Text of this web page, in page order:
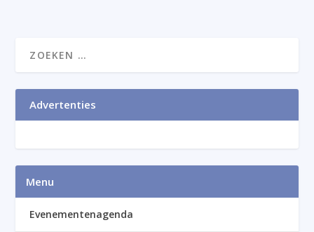
Advertenties
Menu
Evenementenagenda